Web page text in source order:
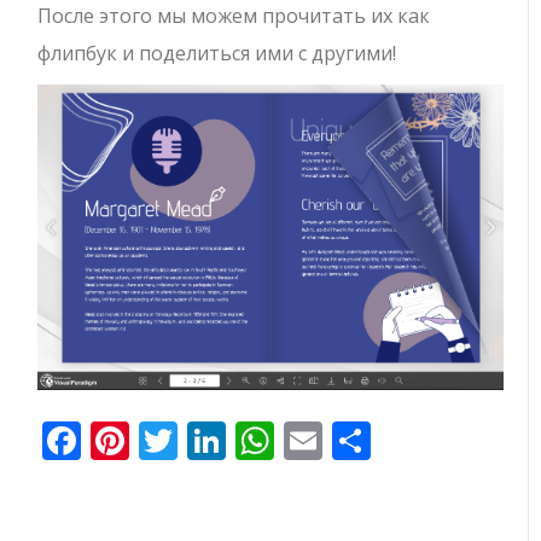
После этого мы можем прочитать их как
флипбук и поделиться ими с другими!
Facebook
Pinterest
Twitter
LinkedIn
WhatsApp
Email